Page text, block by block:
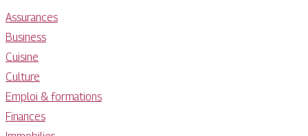
Assurances
Business
Cuisine
Culture
Emploi & formations
Finances